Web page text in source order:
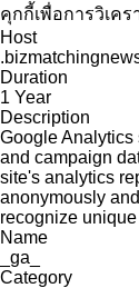
คุกกี้เพื่อการวิเคร
Host
Duration
1 Year
Description
Google Analytics
and campaign
site's analytics
anonymously
recognize
Name
_ga_
Category